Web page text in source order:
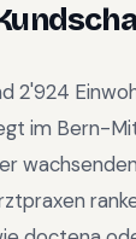
2'924
im Bern-